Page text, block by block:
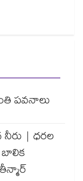
పవనాలు
నీరు | ధరల
బాలిక